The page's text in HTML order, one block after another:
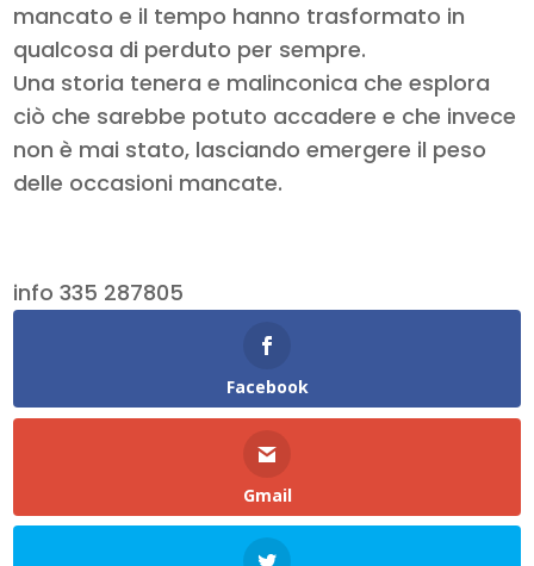
mancato e il tempo hanno trasformato in
qualcosa di perduto per sempre.
Una storia tenera e malinconica che esplora
ciò che sarebbe potuto accadere e che invece
non è mai stato, lasciando emergere il peso
delle occasioni mancate.
info 335 287805
Facebook
Gmail